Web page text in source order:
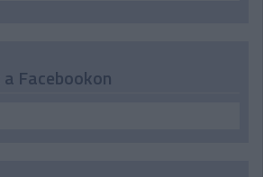
Facebookon